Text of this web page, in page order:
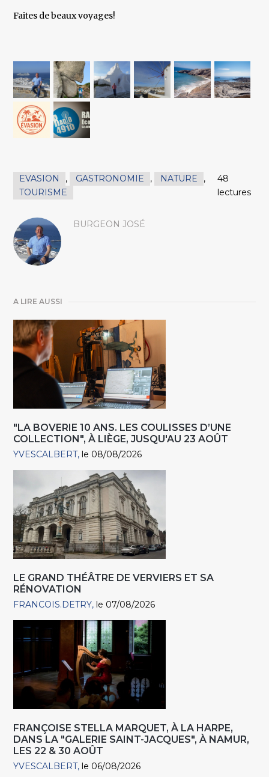
Faites de beaux voyages!
EVASION , GASTRONOMIE , NATURE
,
TOURISME
48
lectures
BURGEON JOSÉ
A LIRE AUSSI
"LA BOVERIE 10 ANS. LES COULISSES D’UNE
COLLECTION", À LIÈGE, JUSQU'AU 23 AOÛT
YVESCALBERT le 08/08/2026
LE GRAND THÉÂTRE DE VERVIERS ET SA
RÉNOVATION
FRANCOIS.DETRY le 07/08/2026
FRANÇOISE STELLA MARQUET, À LA HARPE,
DANS LA "GALERIE SAINT-JACQUES", À NAMUR,
LES 22 & 30 AOÛT
YVESCALBERT le 06/08/2026